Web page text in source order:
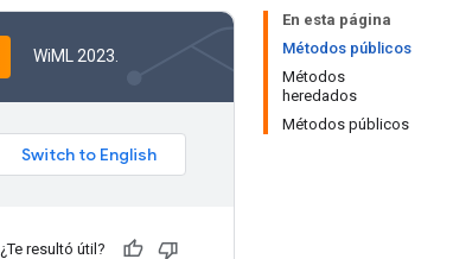
En esta página
Métodos públicos
Métodos
heredados
Métodos públicos
WiML 2023.
¿Te resultó útil?